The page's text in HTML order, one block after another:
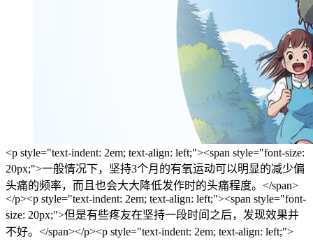
<p style="text-indent: 2em; text-align: left;"><span style="font-size:
20px;">一般情况下，坚持3个月的有氧运动可以明显的减少偏
头痛的频率，而且也会大大降低发作时的头痛程度。</span>
</p><p style="text-indent: 2em; text-align: left;"><span style="font-
size: 20px;">但是有些疼友在坚持一段时间之后，发现效果并
不好。</span></p><p style="text-indent: 2em; text-align: left;">